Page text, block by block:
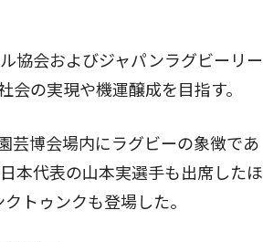
協会およびジャパンラグビーリー
の実現や機運醸成を目指す。
芸博会場内にラグビーの象徴であ
本代表の山本実選手も出席したほ
トゥンクも登場した。